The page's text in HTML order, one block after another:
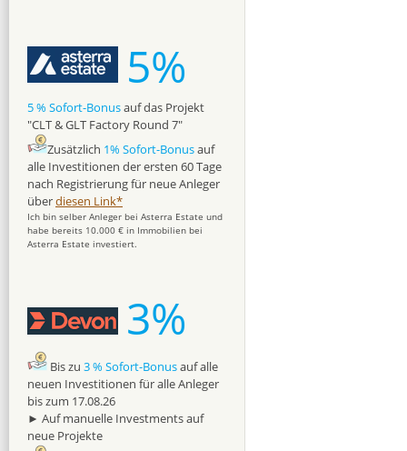
5%
5 % Sofort-Bonusauf das Projekt
"CLT & GLT Factory Round 7"
Zusätzlich 1% Sofort-Bonusauf
alle Investitionen der ersten 60 Tage
nach Registrierung für neue Anleger
überdiesen Link*
Ich bin selber Anleger bei Asterra Estate und
habe bereits 10.000 € in Immobilien bei
Asterra Estate investiert.
3%
Bis zu 3 % Sofort-Bonusauf alle
neuen Investitionen für alle Anleger
bis zum 17.08.26
► Auf manuelle Investments auf
neue Projekte